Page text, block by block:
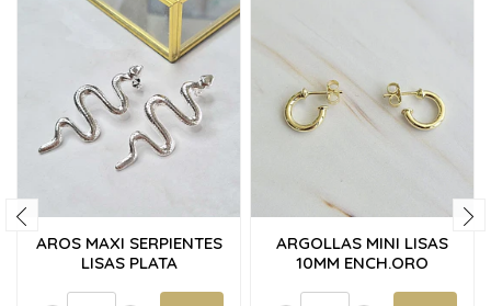
AROS MAXI SERPIENTES
LISAS PLATA
ARGOLLAS MINI LISAS
10MM ENCH.ORO